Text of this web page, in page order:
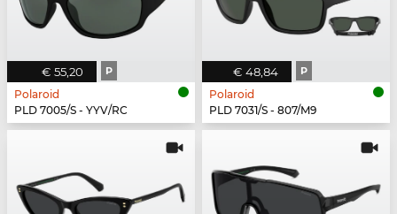
€ 55,20 P
Polaroid
PLD 7005/S - YYV/RC
€ 48,84 P
Polaroid
PLD 7031/S - 807/M9